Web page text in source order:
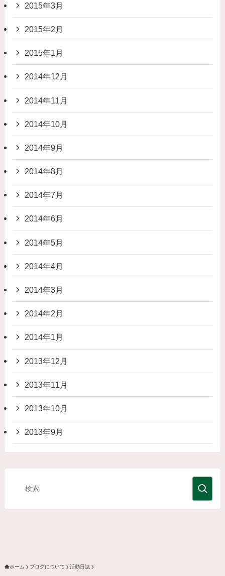
2015年3月
2015年2月
2015年1月
2014年12月
2014年11月
2014年10月
2014年9月
2014年8月
2014年7月
2014年6月
2014年5月
2014年4月
2014年3月
2014年2月
2014年1月
2013年12月
2013年11月
2013年10月
2013年9月
ホーム ブログについて 活動日誌